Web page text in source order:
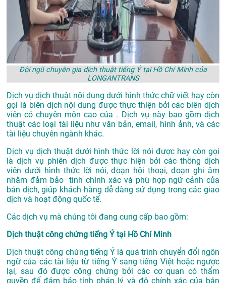
Đội ngũ chuyên gia dịch thuật tiếng Ý tại Hồ Chí Minh của
LONGANTRANS
Dịch vụ dịch thuật nội dung dưới hình thức chữ viết hay còn
gọi là biên dịch nội dung được thực thiện bởi các biên dịch
viên có chuyên môn cao của . Dịch vụ này bao gồm dịch
thuật các loại tài liệu như văn bản, email, hình ảnh, và các
tài liệu chuyên ngành khác.
Dịch vụ dịch thuật dưới hình thức lời nói được hay còn gọi
là dịch vụ phiên dịch được thực hiện bởi các thông dịch
viên dưới hình thức lời nói, đoạn hội thoại, đoạn ghi âm
nhằm đảm bảo tính chính xác và phù hợp ngữ cảnh của
bản dịch, giúp khách hàng dễ dàng sử dụng trong các giao
dịch và hoạt động quốc tế.
Các dịch vụ mà chúng tôi đang cung cấp bao gồm:
Dịch thuật công chứng tiếng Ý tại Hồ Chí Minh
Dịch thuật công chứng tiếng Ý là quá trình chuyển đổi ngôn
ngữ của các tài liệu từ tiếng Ý sang tiếng Việt hoặc ngược
lại, sau đó được công chứng bởi các cơ quan có thẩm
quyền để đảm bảo tính pháp lý và độ chính xác của bản